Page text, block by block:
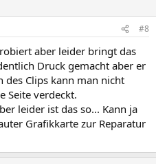
#8
aber leider bringt das
Druck gemacht aber er
des Clips kann man nicht
Seite verdeckt.
leider ist das so... Kann ja
Grafikkarte zur Reparatur